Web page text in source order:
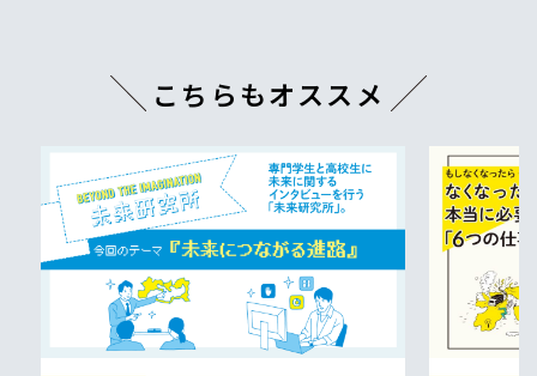
こちらもオススメ